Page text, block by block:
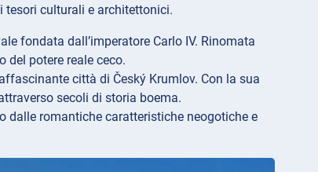
tesori culturali e architettonici.
fondata dall’imperatore Carlo IV. Rinomata
del potere reale ceco.
città di Český Krumlov. Con la sua
secoli di storia boema.
dalle romantiche caratteristiche neogotiche e